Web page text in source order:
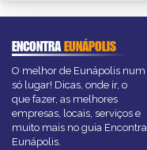
ENCONTRAEUNÁPOLIS
O melhor de Eunápolis num
só lugar! Dicas, onde ir, o
que fazer, as melhores
empresas, locais, serviços e
muito mais no guia Encontra
Eunápolis.